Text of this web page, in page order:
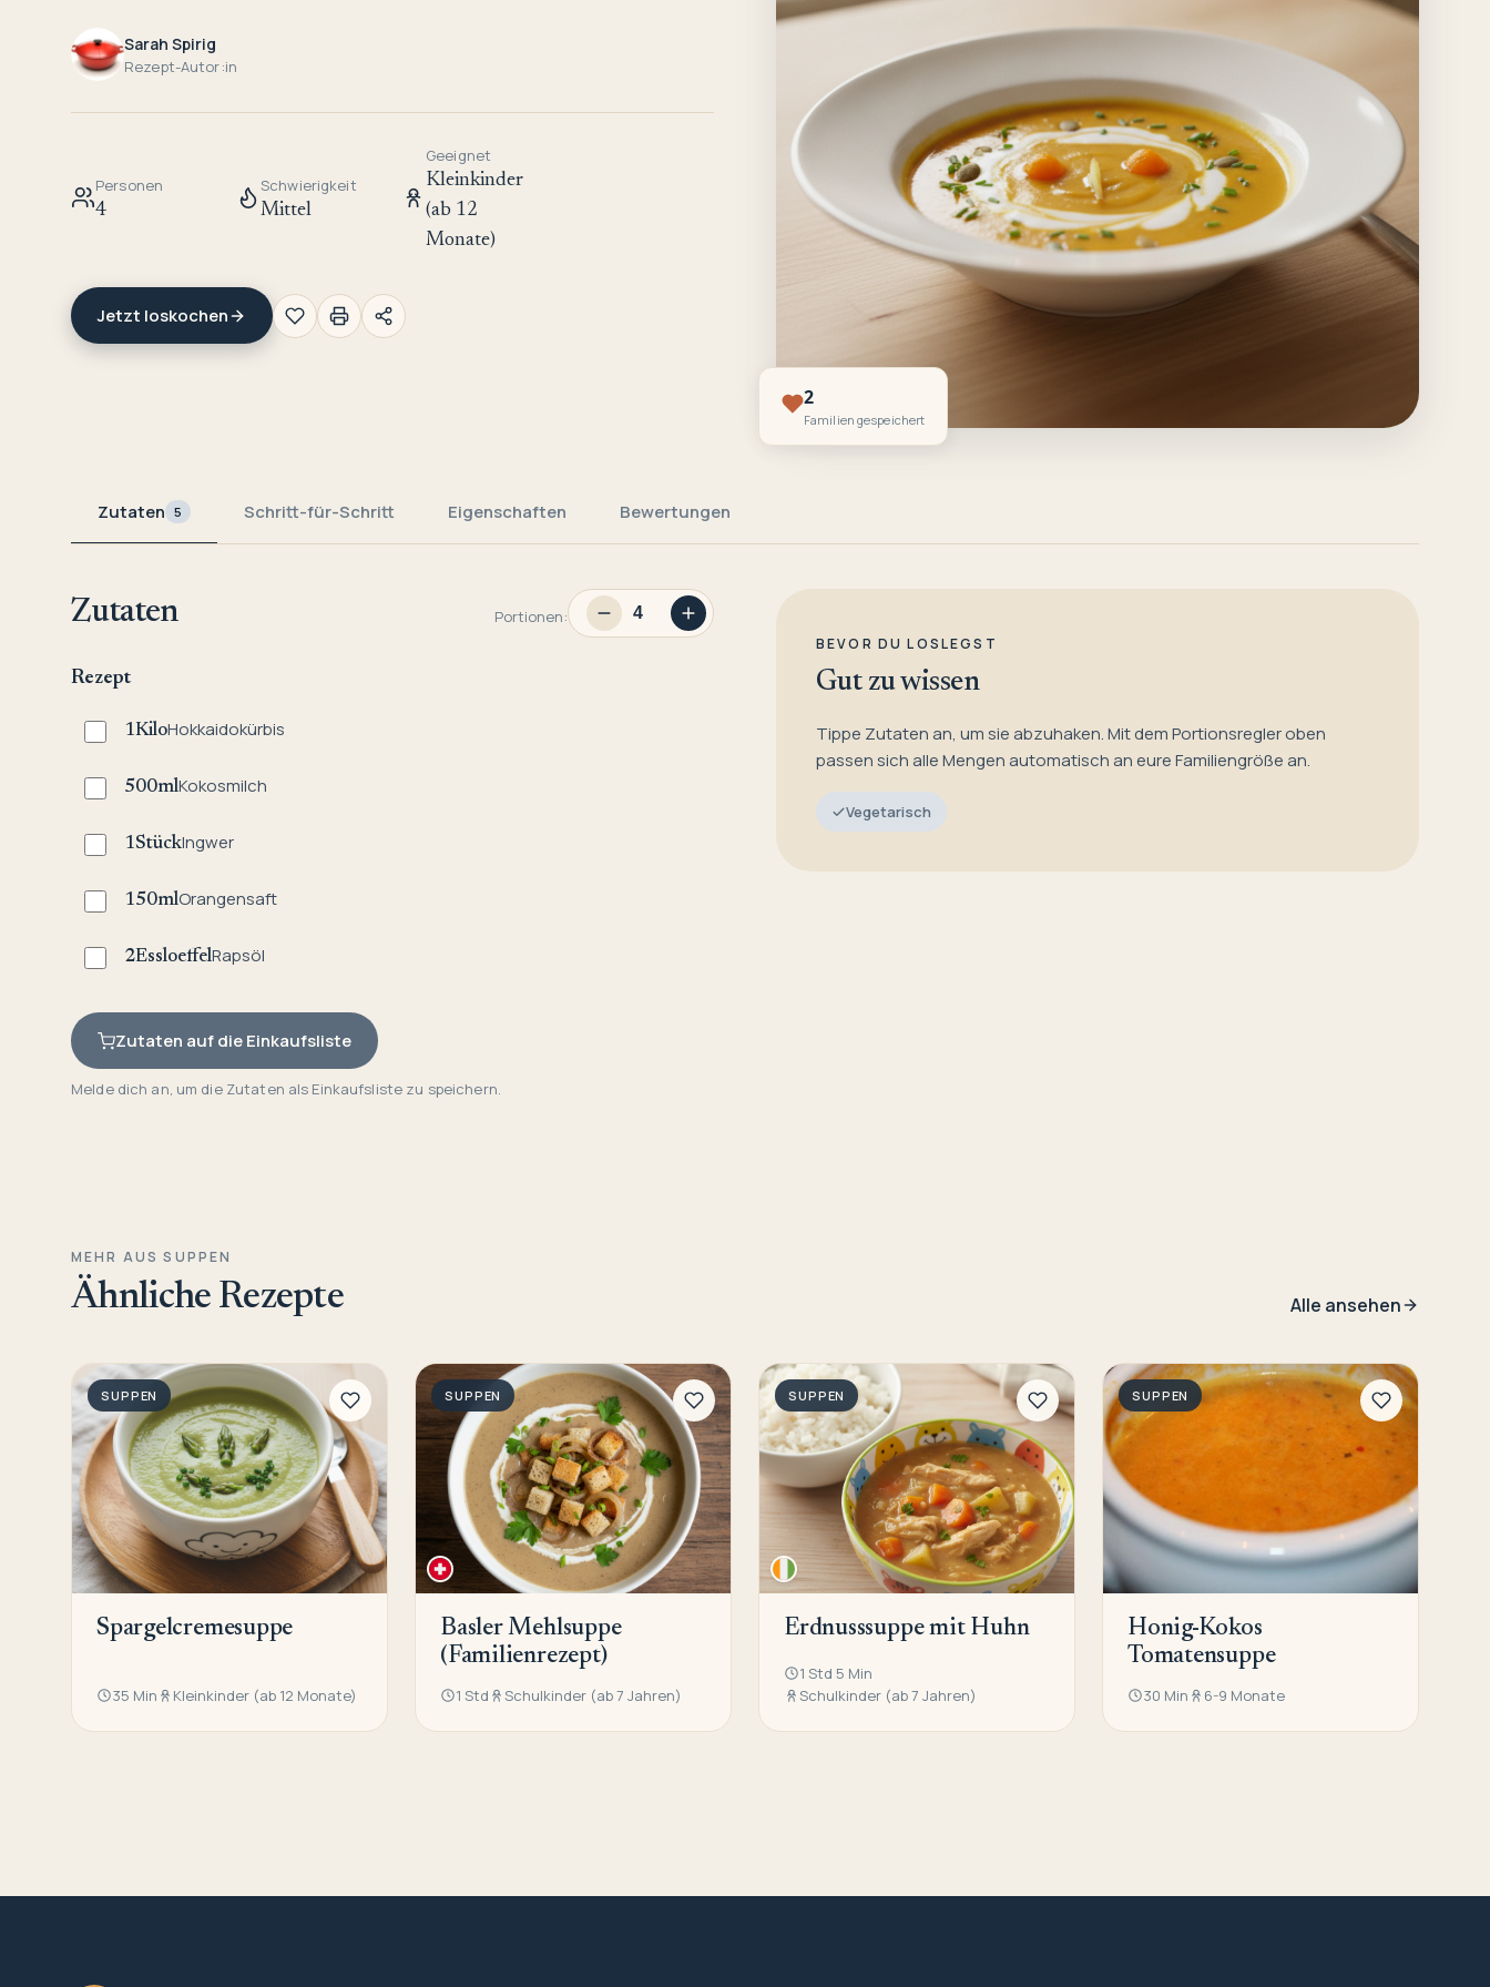
Sarah Spirig
Rezept-Autor:in
Personen
4
Schwierigkeit
Mittel
Geeignet
Kleinkinder
(ab 12
Monate)
Jetzt loskochen
2
Familien gespeichert
Zutaten 5 Schritt-für-Schritt Eigenschaften Bewertungen
Zutaten Portionen:
Rezept
1KiloHokkaidokürbis
500mlKokosmilch
1StückIngwer
150mlOrangensaft
2EssloeffelRapsöl
Zutaten auf die Einkaufsliste
Melde dich an, um die Zutaten als Einkaufsliste zu speichern.
BEVOR DU LOSLEGST
Gut zu wissen
Tippe Zutaten an, um sie abzuhaken. Mit dem Portionsregler oben
passen sich alle Mengen automatisch an eure Familiengröße an.
Vegetarisch
MEHR AUS SUPPEN
Ähnliche Rezepte Alle ansehen
SUPPEN
Spargelcremesuppe
35 Min Kleinkinder (ab 12 Monate)
SUPPEN
Basler Mehlsuppe
(Familienrezept)
1 Std Schulkinder (ab 7 Jahren)
SUPPEN
Erdnusssuppe mit Huhn
1 Std 5 Min
Schulkinder (ab 7 Jahren)
SUPPEN
Honig-Kokos
Tomatensuppe
30 Min 6-9 Monate